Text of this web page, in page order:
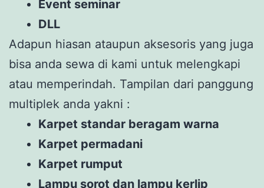
Event seminar
DLL
Adapun hiasan ataupun aksesoris yang juga
bisa anda sewa di kami untuk melengkapi
atau memperindah. Tampilan dari panggung
multiplek anda yakni :
Karpet standar beragam warna
Karpet permadani
Karpet rumput
Lampu sorot dan lampu kerlip